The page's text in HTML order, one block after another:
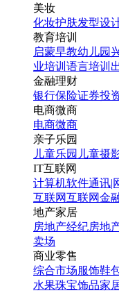
美妆
化妆护肤发型设
教育培训
启蒙早教幼儿园
业培训 语言培训
金融理财
银行保险证券投
电商微商
电商微商
亲子乐园
儿童乐园 儿童摄
IT互联网
计算机软件通讯|
互联网互联网金
地产家居
房地产经纪房地
卖场
商业零售
综合市场服饰鞋
水果珠宝饰品家